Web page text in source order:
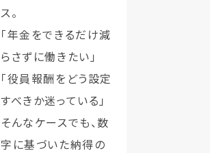
ス。
「年金をできるだけ減
らさずに働きたい」
「役員報酬をどう設定
すべきか迷っている」
そんなケースでも、数
字に基づいた納得の